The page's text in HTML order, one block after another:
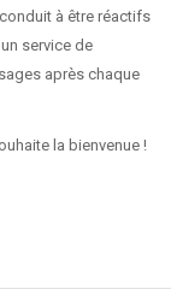
à être réactifs
service de
après chaque
la bienvenue !